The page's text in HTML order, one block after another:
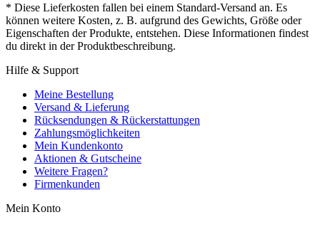
* Diese Lieferkosten fallen bei einem Standard-Versand an. Es
können weitere Kosten, z. B. aufgrund des Gewichts, Größe oder
Eigenschaften der Produkte, entstehen. Diese Informationen findest
du direkt in der Produktbeschreibung.
Hilfe & Support
Meine Bestellung
Versand & Lieferung
Rücksendungen & Rückerstattungen
Zahlungsmöglichkeiten
Mein Kundenkonto
Aktionen & Gutscheine
Weitere Fragen?
Firmenkunden
Mein Konto